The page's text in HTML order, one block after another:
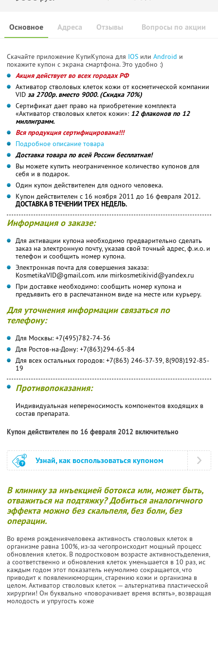
Основное Отзывы Вопросы по акции
Адреса
Скачайте приложение КупиКупона для IOS или Android и
покажите купон с экрана смартфона. Это удобно :)
Акция действует во всех городах РФ
Активатор стволовых клеток кожи от косметической компании
VID за 2700р. вместо 9000. (Скидка 70%)
Сертификат дает право на приобретение комплекта
«Активатор стволовых клеток кожи»: 12 флаконов по 12
миллиграмм.
Вся продукция сертифицирована!!!
Подробное описание товара
Доставка товара по всей России бесплатная!
Вы можете купить неограниченное количество купонов для
себя и в подарок.
Один купон действителен для одного человека.
Купон действителен с 16 ноября 2011 до 16 февраля 2012.
ДОСТАВКА В ТЕЧЕНИИ ТРЕХ НЕДЕЛЬ.
Информация о заказе:
Для активации купона необходимо предварительно сделать
заказ на электронную почту, указав свой точный адрес, ф.и.о. и
телефон и сообщить номер купона.
Электронная почта для совершения заказа:
KosmetikaVID@gmail.com. или mirkosmetikivid@yandex.ru
При доставке необходимо: сообщить номер купона и
предъявить его в распечатанном виде на месте или курьеру.
Для уточнения информации связаться по
телефону:
Для Москвы: +7(495)782-74-36
Для Ростов-на-Дону: +7(863)294-65-84
Для всех остальных городов: +7(863) 246-37-39, 8(908)192-85-
19
Противопоказания:
Индивидуальная непереносимость компонентов входящих в
состав препарата.
Купон действителен по 16 февраля 2012 включительно
Узнай, как воспользоваться купоном
В клинику за инъекцией ботокса или, может быть,
отважиться на подтяжку? Добиться аналогичного
эффекта можно без скальпеля, без боли, без
операции.
Во время рождениячеловека активность стволовых клеток в
организме равна 100%, из-за чегопроисходит мощный процесс
обновления клеток. В подростковом возрасте активностьделения,
а соответственно и обновления клеток уменьшается в 10 раз, ис
каждым годом этот показатель неумолимо сокращается, что
приводит к появлениюморщин, старению кожи и организма в
целом. Активатор стволовых клеток — альтернатива пластической
хирургии! Он буквально «поворачивает время вспять», возвращая
молодость и упругость коже